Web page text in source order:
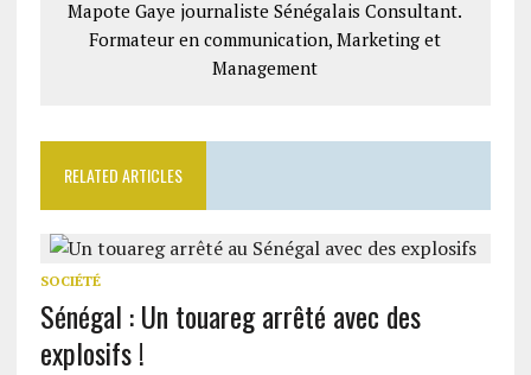
Mapote Gaye journaliste Sénégalais Consultant.
Formateur en communication, Marketing et
Management
RELATED ARTICLES
SOCIÉTÉ
Sénégal : Un touareg arrêté avec des
explosifs !